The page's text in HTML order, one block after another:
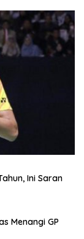
Ini Saran
Menangi GP